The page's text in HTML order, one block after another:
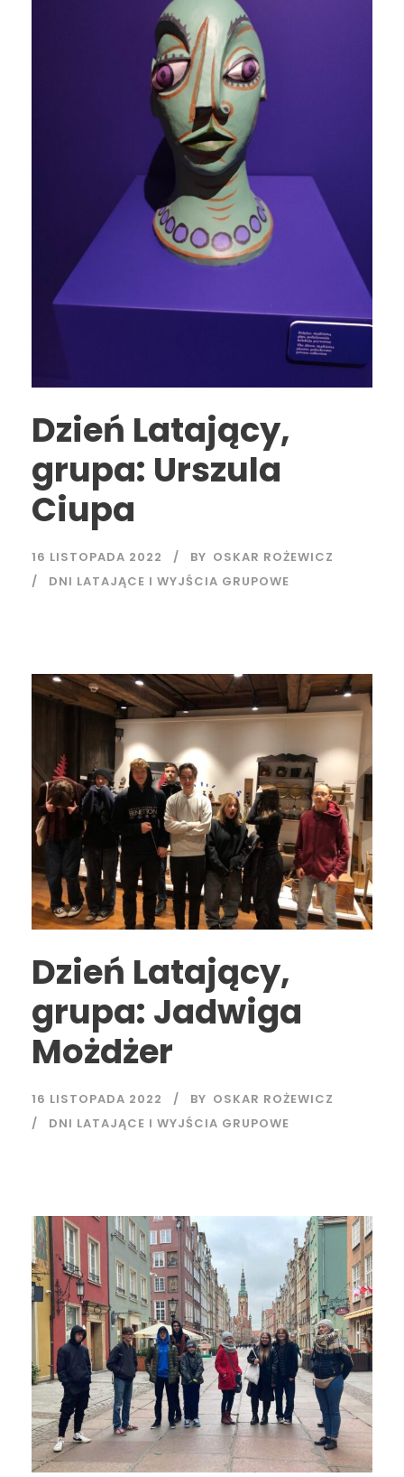
Dzień Latający,
grupa: Urszula
Ciupa
16 LISTOPADA 2022 BY OSKAR ROŻEWICZ
DNI LATAJĄCE I WYJŚCIA GRUPOWE
Dzień Latający,
grupa: Jadwiga
Możdżer
16 LISTOPADA 2022 BY OSKAR ROŻEWICZ
DNI LATAJĄCE I WYJŚCIA GRUPOWE